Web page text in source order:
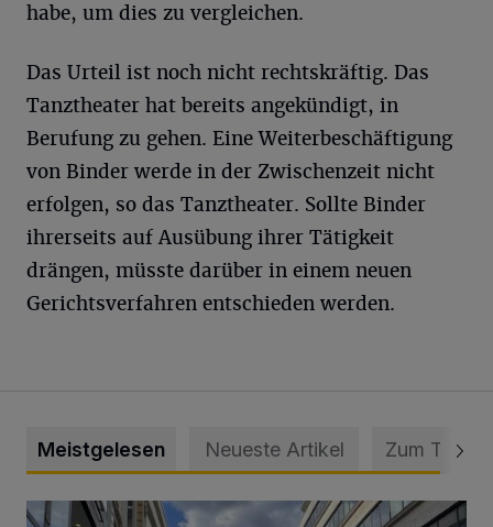
habe, um dies zu vergleichen.
Das Urteil ist noch nicht rechtskräftig. Das
Tanztheater hat bereits angekündigt, in
Berufung zu gehen. Eine Weiterbeschäftigung
von Binder werde in der Zwischenzeit nicht
erfolgen, so das Tanztheater. Sollte Binder
ihrerseits auf Ausübung ihrer Tätigkeit
drängen, müsste darüber in einem neuen
Gerichtsverfahren entschieden werden.
Meistgelesen Neueste Artikel Zum Thema
Ein Unzustand und Skandal